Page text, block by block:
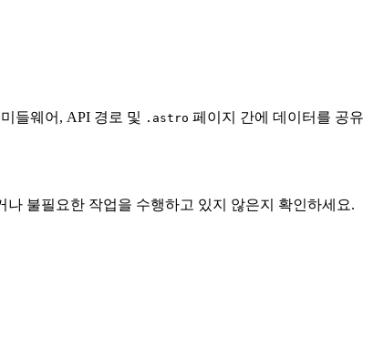
들웨어, API 경로 및 .astro 페이지 간에 데이터를 공유
불필요한 작업을 수행하고 있지 않은지 확인하세요.